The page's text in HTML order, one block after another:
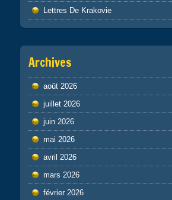
Lettres De Krakovie
Archives
août 2026
juillet 2026
juin 2026
mai 2026
avril 2026
mars 2026
février 2026